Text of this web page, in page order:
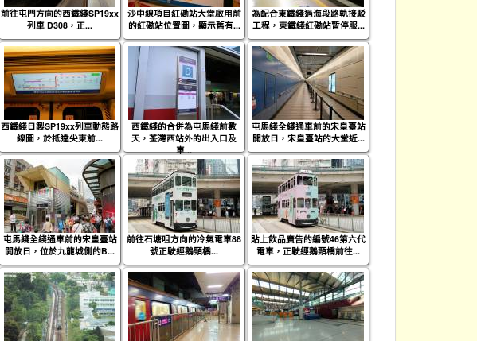
前往屯門方向的西鐵綫SP19xx
列車 D308，正...
沙中線項目紅磡站大堂啟用前
的紅磡站位置圖，顯示舊有...
為配合東鐵綫過海段路軌接駁
工程，東鐵綫紅磡站暫停服...
西鐵綫日製SP19xx列車動態路
線圖，於抵達尖東前...
西鐵綫的合併為屯馬綫前數
天，荃灣西站外的出入口及
車...
屯馬綫全綫通車前的宋皇臺站
開放日，宋皇臺站的大堂近...
屯馬綫全綫通車前的宋皇臺站
開放日，位於九龍城側的B...
前往石塘咀方向的冷氣電車88
號正駛經鵝頸橋...
貼上飲品廣告的編號46第六代
電車，正駛經鵝頸橋前往...